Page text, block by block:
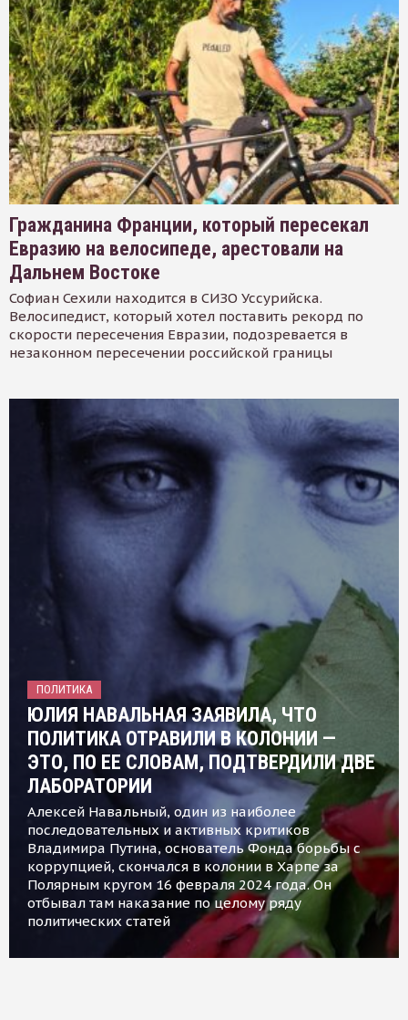
Гражданина Франции, который пересекал
Евразию на велосипеде, арестовали на
Дальнем Востоке
Софиан Сехили находится в СИЗО Уссурийска.
Велосипедист, который хотел поставить рекорд по
скорости пересечения Евразии, подозревается в
незаконном пересечении российской границы
ПОЛИТИКА
ЮЛИЯ НАВАЛЬНАЯ ЗАЯВИЛА, ЧТО
ПОЛИТИКА ОТРАВИЛИ В КОЛОНИИ —
ЭТО, ПО ЕЕ СЛОВАМ, ПОДТВЕРДИЛИ ДВЕ
ЛАБОРАТОРИИ
Алексей Навальный, один из наиболее
последовательных и активных критиков
Владимира Путина, основатель Фонда борьбы с
коррупцией, скончался в колонии в Харпе за
Полярным кругом 16 февраля 2024 года. Он
отбывал там наказание по целому ряду
политических статей